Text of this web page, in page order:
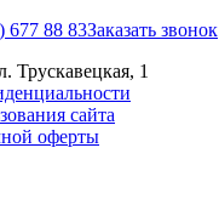
677 88 83Заказать звонок
Трускавецкая, 1
сайта
оферты